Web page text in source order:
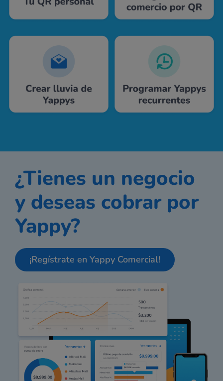
¿Tienes un negocio
y deseas cobrar por
Yappy?
¡Regístrate en Yappy Comercial!